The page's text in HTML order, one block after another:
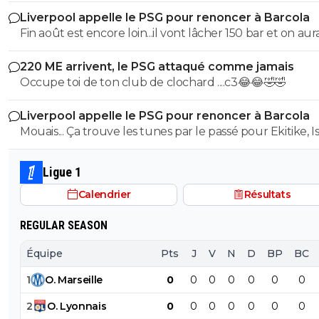
Mais non... arrêtez !!!.... on va dire que vous êtes des
complotistes ! Mdr
1+ Répondre
toi tu l'es clairement !
Y'a pas une journée sans que tu parles de
Tu vois tout systématiquement sous l'angle du
!
OMOMetBASTA
🤮🤮🤮
Gourcuff. Donc dire que Mangala est dans le top 5 des
recrutements de notre club...
Liverpool appelle le PSG pour renoncer à Barcola
Fin août est encore loin...il vont lâcher 150 bar et on
une sacrée plus-value 😁😄 merci Sergio 50 bar pour
!!!!!
220 ME arrivent, le PSG attaqué comme jamais
Occupe toi de ton club de clochard ....c3😂😂🤣🤣
Liverpool appelle le PSG pour renoncer à Barcola
Mouais... Ça trouve les tunes par le passé pour Ekitike,
Wirtz et la fait genre ils ont pas l'argent ! Allez vous faire
foutre si c'est vrai !
Ligue 1
Calendrier Résultats
REGULAR SEASON
Équipe Pts J V N D BP BC
1 O. Marseille 0 0 0 0 0 0 0
2 O. Lyonnais 0 0 0 0 0 0 0